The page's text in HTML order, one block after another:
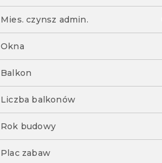
Mies. czynsz admin.
Okna
Balkon
Liczba balkonów
Rok budowy
Plac zabaw